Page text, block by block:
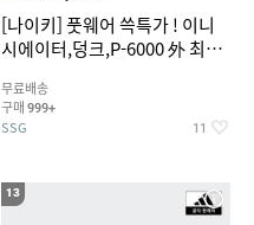
[나이키] 풋웨어 쓱특가 ! 이니
시에이터,덩크,P-6000 外 최대
무료배송
구매 999+
SSG 11
13